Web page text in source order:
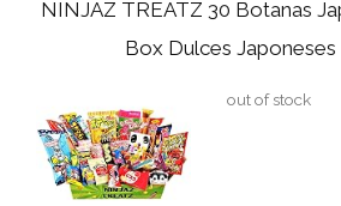
NINJAZ TREATZ 30 Botanas
Box Dulces Japoneses
out of stock